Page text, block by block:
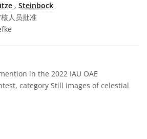
, Steinbock
人员批准
in the 2022 IAU OAE
category Still images of celestial